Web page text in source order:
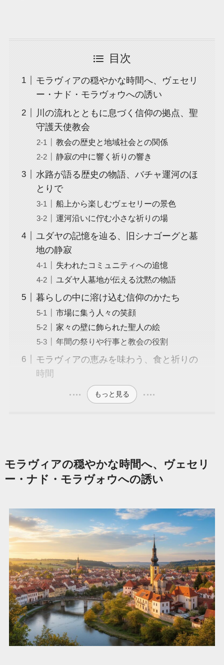
目次
モラヴィアの穏やかな時間へ、ヴェセリ
ー・ナド・モラヴォウへの誘い
川の流れとともに息づく信仰の拠点、聖
守護天使教会
教会の歴史と地域社会との関係
静寂の中に響く祈りの響き
水路が語る歴史の物語、バチャ運河のほ
とりで
船上から楽しむヴェセリーの景色
運河沿いに佇む小さな祈りの場
ユダヤの記憶を辿る、旧シナゴーグと墓
地の静寂
失われたコミュニティへの追憶
ユダヤ人墓地が伝える沈黙の物語
暮らしの中に溶け込む信仰のかたち
市場に集う人々の笑顔
家々の壁に飾られた聖人の絵
年間の祭りや行事と教会の役割
モラヴィアの恵みを味わう、食と祈りの
時間
もっと見る
モラヴィアの穏やかな時間へ、ヴェセリ
ー・ナド・モラヴォウへの誘い